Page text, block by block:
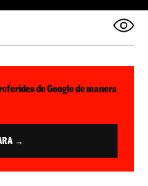
de Google de manera
→